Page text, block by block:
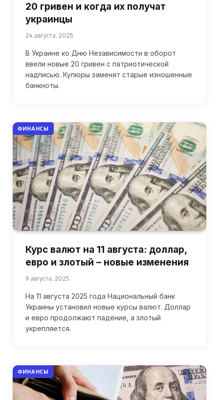
20 гривен и когда их получат
украинцы
24 августа, 2025
В Украине ко Дню Независимости в оборот
ввели новые 20 гривен с патриотической
надписью. Купюры заменят старые изношенные
банкноты.
ФИНАНСЫ
Курс валют на 11 августа: доллар,
евро и злотый – новые изменения
9 августа, 2025
На 11 августа 2025 года Национальный банк
Украины установил новые курсы валют. Доллар
и евро продолжают падение, а злотый
укрепляется.
ФИНАНСЫ